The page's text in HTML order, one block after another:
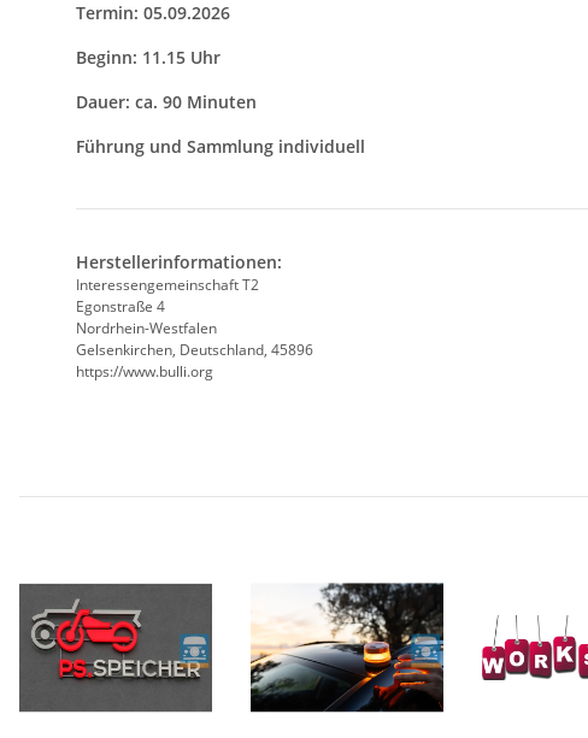
Termin: 05.09.2026
Beginn: 11.15 Uhr
Dauer: ca. 90 Minuten
Führung und Sammlung individuell
Herstellerinformationen:
Interessengemeinschaft T2
Egonstraße 4
Nordrhein-Westfalen
Gelsenkirchen, Deutschland, 45896
https://www.bulli.org